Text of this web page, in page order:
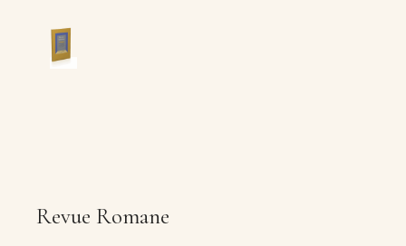
Revue Romane